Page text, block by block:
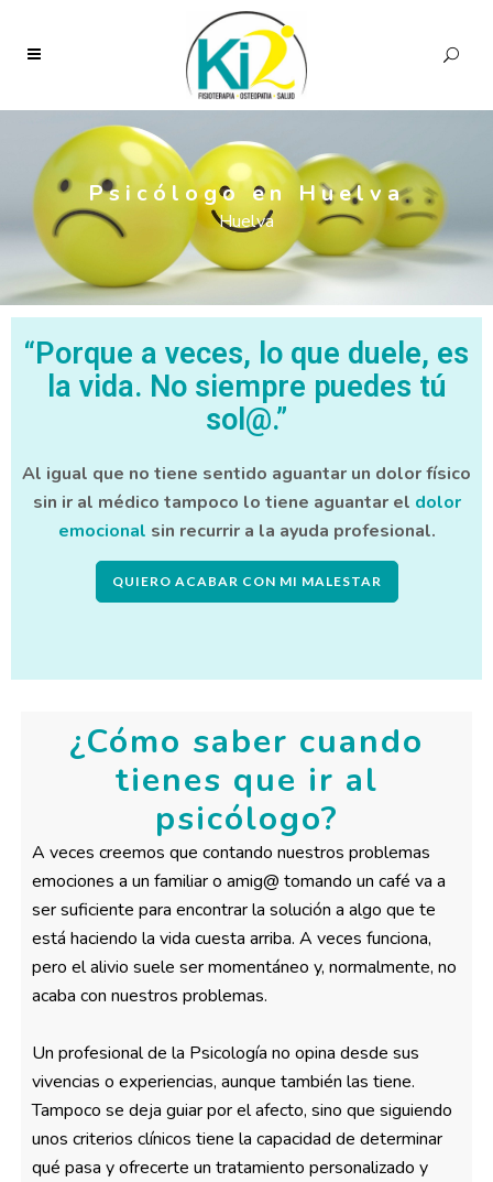
Psicólogo en Huelva
Huelva
“Porque a veces, lo que duele, es
la vida. No siempre puedes tú
sol@.”
Al igual que no tiene sentido aguantar un dolor físico
sin ir al médico tampoco lo tiene aguantar el dolor
emocional sin recurrir a la ayuda profesional.
QUIERO ACABAR CON MI MALESTAR
¿Cómo saber cuando
tienes que ir al
psicólogo?
A veces creemos que contando nuestros problemas
emociones a un familiar o amig@ tomando un café va a
ser suficiente para encontrar la solución a algo que te
está haciendo la vida cuesta arriba. A veces funciona,
pero el alivio suele ser momentáneo y, normalmente, no
acaba con nuestros problemas.
Un profesional de la Psicología no opina desde sus
vivencias o experiencias, aunque también las tiene.
Tampoco se deja guiar por el afecto, sino que siguiendo
unos criterios clínicos tiene la capacidad de determinar
qué pasa y ofrecerte un tratamiento personalizado y